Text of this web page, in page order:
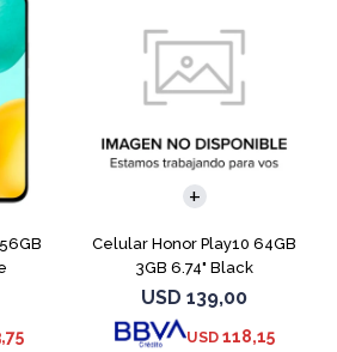
Celular Honor Play10 64GB
3GB 6.74" Black
USD 139,00
USD 118,15
COMPARAR